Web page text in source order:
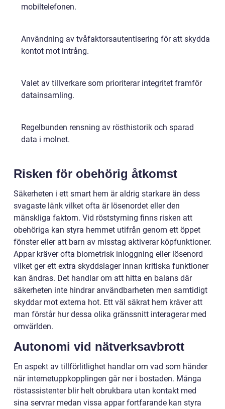
mobiltelefonen.
Användning av tvåfaktorsautentisering för att skydda
kontot mot intrång.
Valet av tillverkare som prioriterar integritet framför
datainsamling.
Regelbunden rensning av rösthistorik och sparad
data i molnet.
Risken för obehörig åtkomst
Säkerheten i ett smart hem är aldrig starkare än dess
svagaste länk vilket ofta är lösenordet eller den
mänskliga faktorn. Vid röststyrning finns risken att
obehöriga kan styra hemmet utifrån genom ett öppet
fönster eller att barn av misstag aktiverar köpfunktioner.
Appar kräver ofta biometrisk inloggning eller lösenord
vilket ger ett extra skyddslager innan kritiska funktioner
kan ändras. Det handlar om att hitta en balans där
säkerheten inte hindrar användbarheten men samtidigt
skyddar mot externa hot. Ett väl säkrat hem kräver att
man förstår hur dessa olika gränssnitt interagerar med
omvärlden.
Autonomi vid nätverksavbrott
En aspekt av tillförlitlighet handlar om vad som händer
när internetuppkopplingen går ner i bostaden. Många
röstassistenter blir helt obrukbara utan kontakt med
sina servrar medan vissa appar fortfarande kan styra